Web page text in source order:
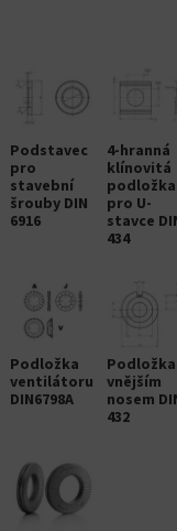
Podstavec
pro
stavební
šrouby DIN
6916
4-hranná
klínovitá
podložka
pro U-
stavce
434
Podložka
ventilátoru
DIN6798A
Podložka
vnějším
nosem
432